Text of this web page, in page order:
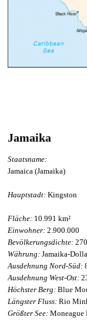
Jamaika
Staatsname:
Jamaica (Jamaika)
Hauptstadt: Kingston
Fläche: 10.991 km²
Einwohner: 2.900.000
Bevölkerungsdichte:
Währung: Jamaika-
Ausdehnung Nord-Süd:
Ausdehnung West-Ost:
Höchster Berg: Blue
Längster Fluss: Rio
Größter See: Moneague